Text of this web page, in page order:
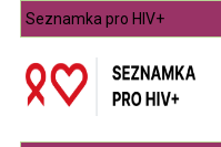
Seznamka pro HIV+